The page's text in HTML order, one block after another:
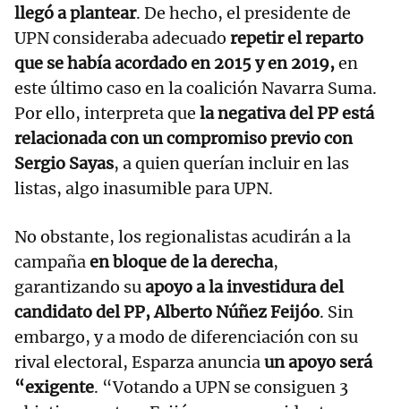
llegó a plantear. De hecho, el presidente de
UPN consideraba adecuado repetir el reparto
que se había acordado en 2015 y en 2019,en
este último caso en la coalición Navarra Suma.
Por ello, interpreta que la negativa del PP está
relacionada con un compromiso previo con
Sergio Sayas, a quien querían incluir en las
listas, algo inasumible para UPN.
No obstante, los regionalistas acudirán a la
campañaen bloque de la derecha,
garantizando suapoyo a la investidura del
candidato del PP, Alberto Núñez Feijóo. Sin
embargo, y a modo de diferenciación con su
rival electoral, Esparza anunciaun apoyo será
“exigente. “Votando a UPN se consiguen 3